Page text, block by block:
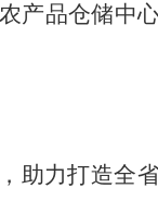
产品仓储中
助力打造全